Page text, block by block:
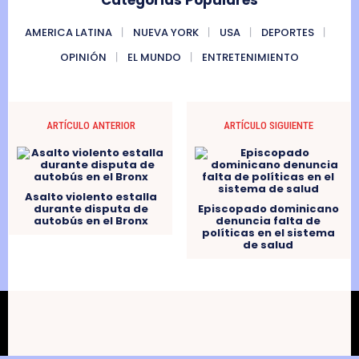
AMERICA LATINA NUEVA YORK USA
DEPORTES
OPINIÓN
EL MUNDO ENTRETENIMIENTO
ARTÍCULO ANTERIOR
Asalto violento estalla
durante disputa de
autobús en el Bronx
ARTÍCULO SIGUIENTE
Episcopado dominicano
denuncia falta de
políticas en el sistema
de salud